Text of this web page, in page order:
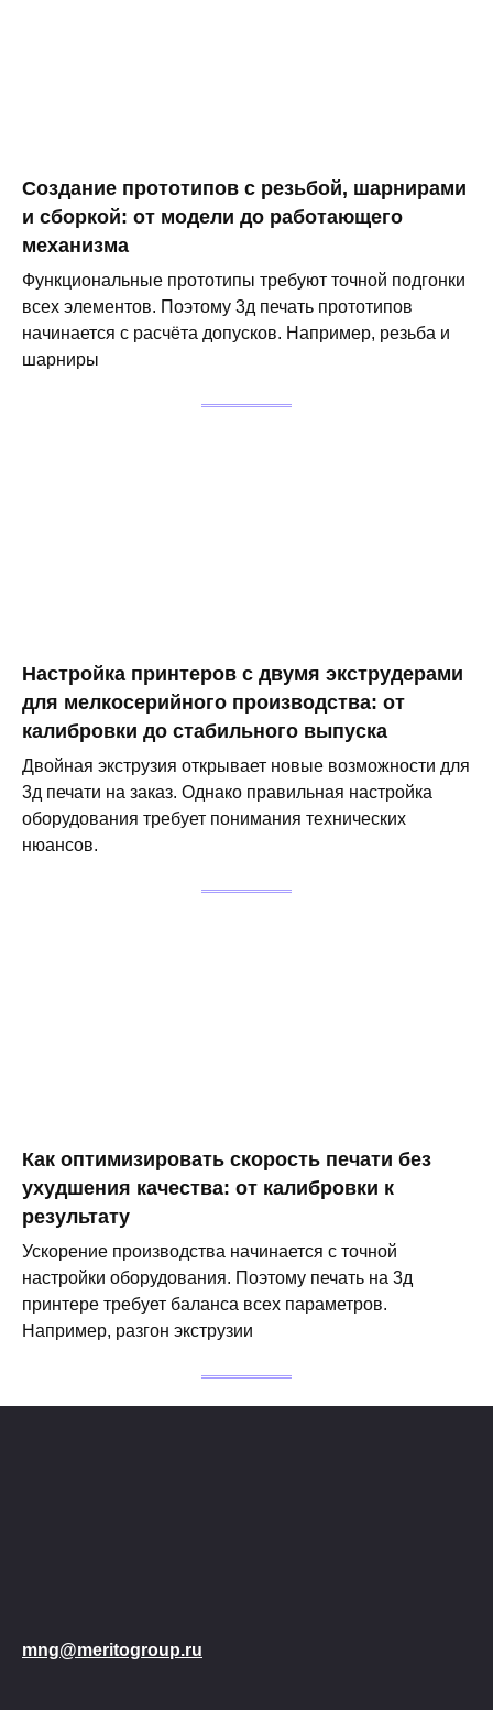
Создание прототипов с резьбой, шарнирами
и сборкой: от модели до работающего
механизма
Функциональные прототипы требуют точной подгонки
всех элементов. Поэтому 3д печать прототипов
начинается с расчёта допусков. Например, резьба и
шарниры
Настройка принтеров с двумя экструдерами
для мелкосерийного производства: от
калибровки до стабильного выпуска
Двойная экструзия открывает новые возможности для
3д печати на заказ. Однако правильная настройка
оборудования требует понимания технических
нюансов.
Как оптимизировать скорость печати без
ухудшения качества: от калибровки к
результату
Ускорение производства начинается с точной
настройки оборудования. Поэтому печать на 3д
принтере требует баланса всех параметров.
Например, разгон экструзии
mng@meritogroup.ru